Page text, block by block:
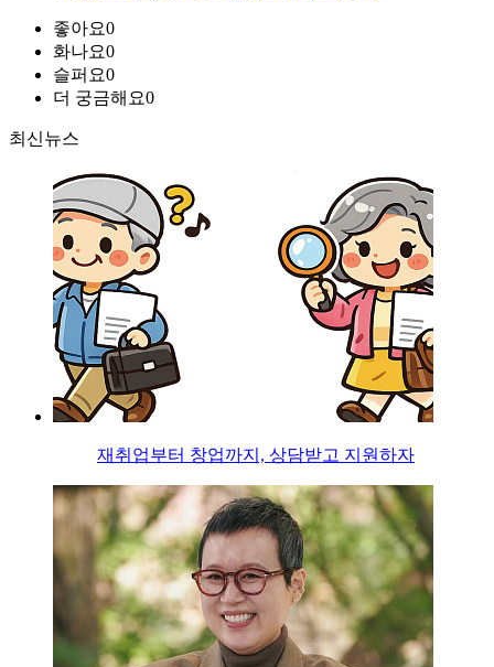
좋아요0
화나요0
슬퍼요0
더 궁금해요0
최신뉴스
재취업부터 창업까지, 상담받고 지원하자